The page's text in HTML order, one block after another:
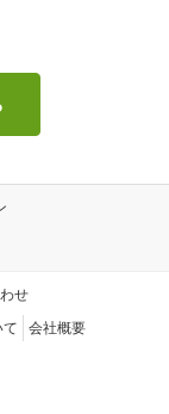
せ
会社概要